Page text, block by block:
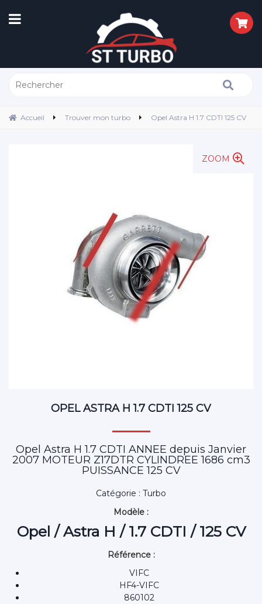
Accueil Trouver mon turbo Opel Astra H 1.7 CDTI 125 CV
ZOOM
OPEL ASTRA H 1.7 CDTI 125 CV
Opel Astra H 1.7 CDTI ANNEE depuis Janvier
2007 MOTEUR Z17DTR CYLINDREE 1686 cm3
PUISSANCE 125 CV
Catégorie : Turbo
Modèle :
Opel / Astra H / 1.7 CDTI / 125 CV
Référence :
VIFC
HF4-VIFC
860102